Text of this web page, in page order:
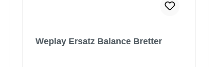
Weplay Ersatz Balance Bretter